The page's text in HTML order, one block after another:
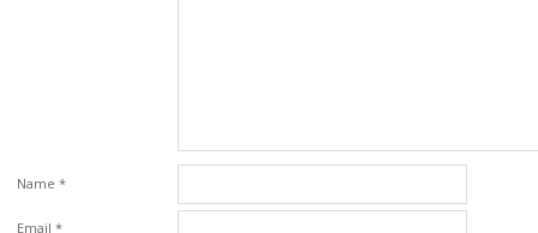
Name *
Email *